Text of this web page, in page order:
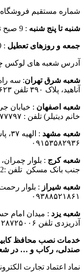
شماره مستقیم فروشگاه :
شنبه تا پنج شنبه : 9 صبح تا 8 شب
جمعه و روزهای تعطیل : 9 صبح تا 5 عصر
آدرس شعبه های لوکس
شعبه شرق تهران: سه
آناهید، پلاک ۳۹۰ تلفن ۰۹۳۵۷۶۵۲۶۲۳
شعبه اصفهان
خانم دیتیلر) تلفن : ۰۹۱۳۵۴۷۷۷۹۷
شعبه مشهد
۰۹۱۵۳۵۸۲۹۳۶
شعبه کرج
جنب بانک مسکن تلفن :۰۹۳۶۳۶۴۶۹22
شعبه شیراز
۰۹۳۸۸۵۲۱۸۶۱
شعبه یزد : میدان امام
آذریزدی تلفن ۰۹۱۲۸۷۲۵۰۰۶
خدمات نصب محافظ
صندلی، رکاب و … در
نماد اعتماد تجارت